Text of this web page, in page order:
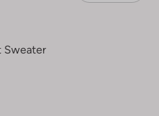
Sweater